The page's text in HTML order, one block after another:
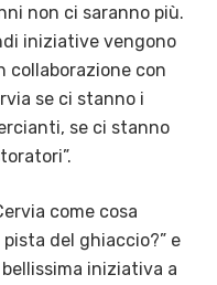
non ci saranno più.
iniziative vengono
collaborazione con
se ci stanno i
se ci stanno
come cosa
del ghiaccio?” e
iniziativa a